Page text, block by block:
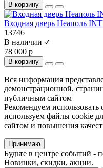
В корзину
Входная дверь Неаполь
13746
В наличии ✓
78 000 р
В корзину
Вся информация
демонстрационной,
публичным сайтом
Рекомендуем
используем файлы cookie
сайтом и повышения
Принимаю
Будьте в центре событий -
Новинки, скидки, акции.